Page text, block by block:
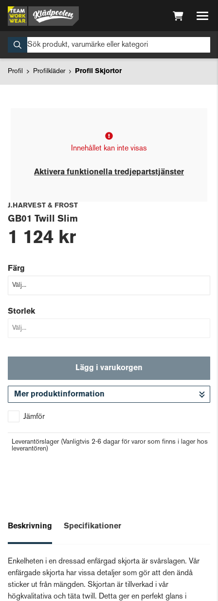
Profil Profilkläder Profil Skjortor
Innehållet kan inte visas
Aktivera funktionella tredjepartstjänster
J.HARVEST & FROST
GB01 Twill Slim
1 124 kr
Färg
Storlek
Lägg i varukorgen
Mer produktinformation
Jämför
Leverantörslager (Vanligtvis 2-6 dagar för varor som finns i lager hos
leverantören)
Beskrivning Specifikationer
Enkelheten i en dressad enfärgad skjorta är svårslagen. Vår
enfärgade skjorta har vissa detaljer som gör att den ändå
sticker ut från mängden. Skjortan är tillverkad i vår
högkvalitativa och täta twill. Detta ger en perfekt glans i